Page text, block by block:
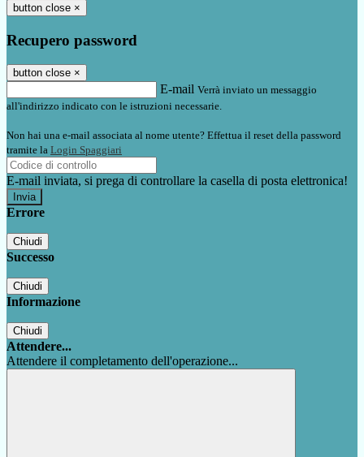
button close ×
Recupero password
button close ×
E-mail Verrà inviato un messaggio
all'indirizzo indicato con le istruzioni necessarie.
Non hai una e-mail associata al nome utente? Effettua il reset della password
tramite la Login Spaggiari
E-mail inviata, si prega di controllare la casella di posta elettronica!
Errore
Chiudi
Successo
Chiudi
Informazione
Chiudi
Attendere...
Attendere il completamento dell'operazione...